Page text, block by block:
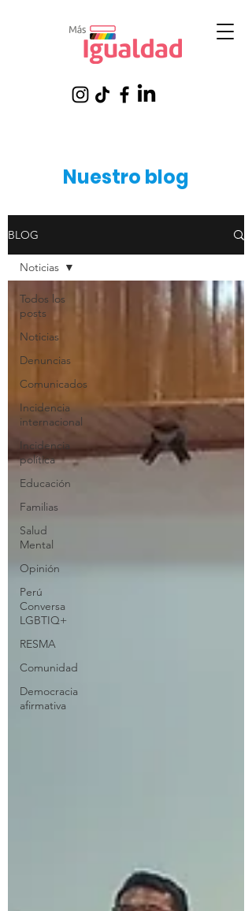
Nuestro blog
BLOG
Todos los
posts
Noticias
Denuncias
Comunicados
Incidencia
internacional
Incidencia
política
Educación
Familias
Salud
Mental
Opinión
Perú
Conversa
LGBTIQ+
RESMA
Comunidad
Democracia
afirmativa
Noticias